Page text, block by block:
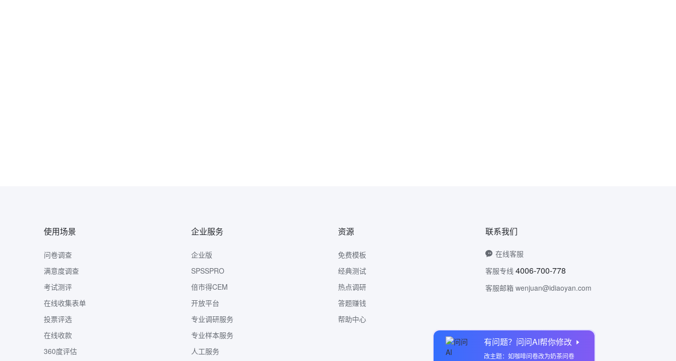
有问题？问问AI帮你修改
改主题：如咖啡问卷改为奶茶问卷
使用场景
问卷调查
满意度调查
考试测评
在线收集表单
投票评选
在线收款
360度评估
企业服务
企业版
SPSSPRO
倍市得CEM
开放平台
专业调研服务
专业样本服务
人工服务
资源
免费模板
经典测试
热点调研
答题赚钱
帮助中心
联系我们
在线客服
客服专线 4006-700-778
客服邮箱 wenjuan@idiaoyan.com
问卷网公众号